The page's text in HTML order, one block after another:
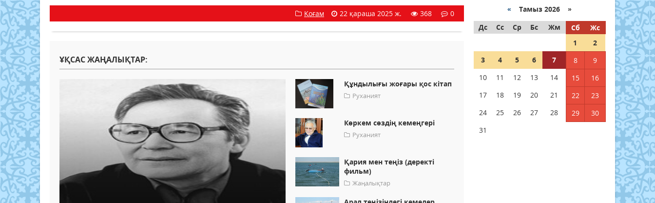
Қоғам
22 қараша 2025 ж. 368 0
ҰҚСАС ЖАҢАЛЫҚТАР:
Құндылығы жоғары қос кітап
Руханият
Көркем сөздің кемеңгері
Руханият
Қария мен теңіз (деректі
фильм)
Жаңалықтар
« Тамыз 2026 »
Дс
Сс Ср Бс Жм Сб
Жс
1
2
3
4 5 6 7 8
9
10
11 12 13 14 15
16
17
18 19 20 21 22
23
24
25 26 27 28 29
30
31